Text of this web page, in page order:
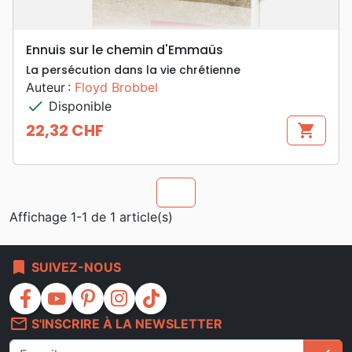
Ennuis sur le chemin d'Emmaüs
La persécution dans la vie chrétienne
Auteur : Floyd Brobbel
check Disponible
Prix
22,32 CHF shopping_cart
Affichage 1-1 de 1 article(s)
bookmark SUIVEZ-NOUS
facebook youtube pinterest instagram
tiktok
mail_outline S'INSCRIRE À LA NEWSLETTER